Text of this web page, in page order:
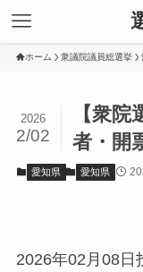
ホーム 衆議院議員総選挙
【衆
者・開
2026
2/02
愛知県 愛知県
2026年02月08日